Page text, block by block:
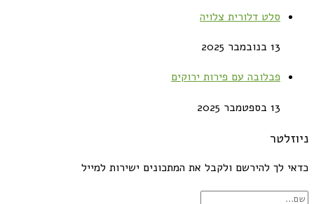
סלט דלורית צלויה
13 בנובמבר 2025
פבלובה עם פירות ירוקים
13 בספטמבר 2025
ניוזלטר
כדאי לך להירשם ולקבל את המתכונים ישירות למייל